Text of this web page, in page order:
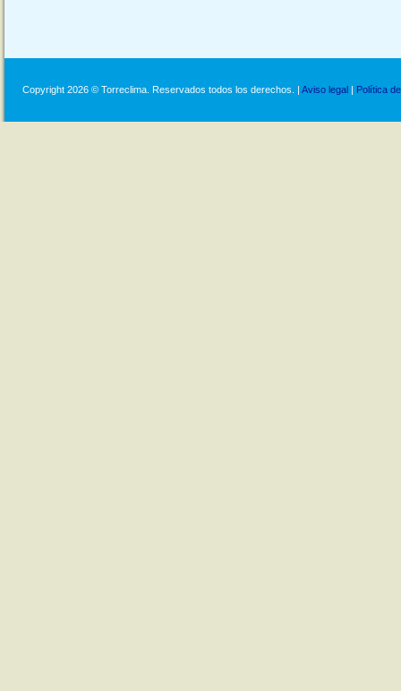
Copyright 2026 © Torreclima. Reservados todos los derechos. | Aviso legal | Política